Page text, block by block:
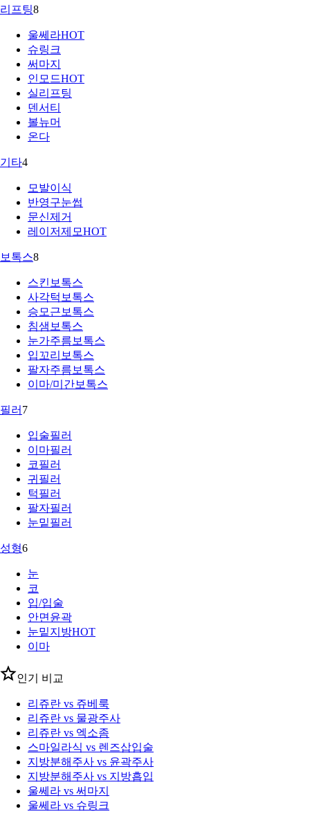
리프팅8
울쎄라HOT
슈링크
써마지
인모드HOT
실리프팅
덴서티
볼뉴머
온다
기타4
모발이식
반영구눈썹
문신제거
레이저제모HOT
보톡스8
스킨보톡스
사각턱보톡스
승모근보톡스
침샘보톡스
눈가주름보톡스
입꼬리보톡스
팔자주름보톡스
이마/미간보톡스
필러 7
입술필러
이마필러
코필러
귀필러
턱필러
팔자필러
눈밑필러
성형6
눈
코
입/입술
안면윤곽
눈밑지방HOT
이마
인기 비교
리쥬란 vs 쥬베룩
리쥬란 vs 물광주사
리쥬란 vs 엑소좀
스마일라식 vs 렌즈삽입술
지방분해주사 vs 윤곽주사
지방분해주사 vs 지방흡입
울쎄라 vs 써마지
울쎄라 vs 슈링크